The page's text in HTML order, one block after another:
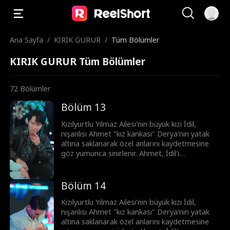
Ana Sayfa / KIRIK GURUR / Tüm Bölümler
KIRIK GURUR Tüm Bölümler
72 Bölümler
Bölüm 13
Kızılyurtlu Yılmaz Ailesi'nin büyük kızı İdil,
nişanlısı Ahmet "kız kankası" Derya'nın yatak
altına saklanarak özel anlarını kaydetmesine
göz yumunca sinirlenir. Ahmet, İdil'i
üzerine İdil, ona son bir şans verir. Ancak
Ahmet daha da ileri giderek, arkadaşlarıyla
birlikte İdil'e hakaret edip onu baskı altına
almaya başlar. Ta ki İdil'in gerçek kimliğini ve
çoktan Kızılyurt'un en güçlüsü olan Şahin
Bölüm 14
Kızılyurtlu Yılmaz Ailesi'nin büyük kızı İdil,
nişanlısı Ahmet "kız kankası" Derya'nın yatak
altına saklanarak özel anlarını kaydetmesine